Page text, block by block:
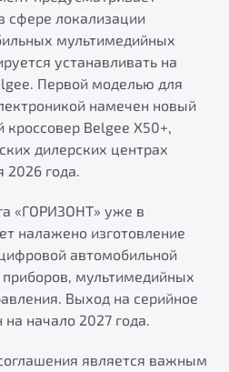
на дорогах с программой
сфере локализации
мультимедийных
устанавливать на
Первой моделью для
намечен новый
Belgee X50+,
дилерских центрах
2026 года.
«ГОРИЗОНТ» уже в
налажено изготовление
автомобильной
мультимедийных
Выход на серийное
начало 2027 года.
является важным